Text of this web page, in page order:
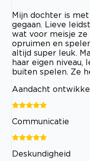
Mijn dochter is
gegaan. Lieve
wat voor meisje
opruimen en
altijd super leuk.
haar eigen niveau,
buiten spelen. Ze
Aandacht
Communicatie
Deskundigheid